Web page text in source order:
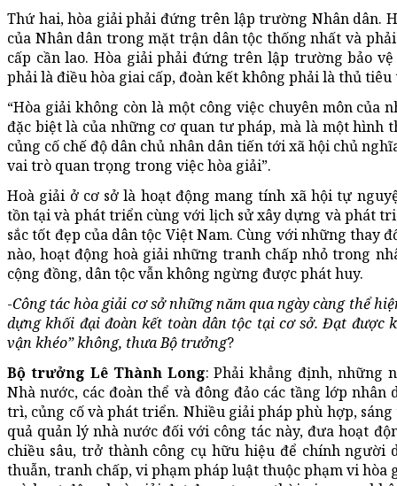
Thứ hai, hòa giải phải đứng trên lập trường Nhân dân.
của Nhân dân trong mặt trận dân tộc thống nhất và
cấp cần lao. Hòa giải phải đứng trên lập trường bảo
phải là điều hòa giai cấp, đoàn kết không phải là thủ
“Hòa giải không còn là một công việc chuyên môn của
đặc biệt là của những cơ quan tư pháp, mà là một hình
củng cố chế độ dân chủ nhân dân tiến tới xã hội chủ
vai trò quan trọng trong việc hòa giải”.
Hoà giải ở cơ sở là hoạt động mang tính xã hội tự
tồn tại và phát triển cùng với lịch sử xây dựng và phát
sắc tốt đẹp của dân tộc Việt Nam. Cùng với những thay
nào, hoạt động hoà giải những tranh chấp nhỏ trong
cộng đồng, dân tộc vẫn không ngừng được phát huy.
-Công tác hòa giải cơ sở những năm qua ngày càng thể
dựng khối đại đoàn kết toàn dân tộc tại cơ sở. Đạt được
vận khéo” không, thưa Bộ trưởng?
Bộ trưởng Lê Thành Long: Phải khẳng định, những
Nhà nước, các đoàn thể và đông đảo các tầng lớp
trì, củng cố và phát triển. Nhiều giải pháp phù hợp,
quả quản lý nhà nước đối với công tác này, đưa hoạt
chiều sâu, trở thành công cụ hữu hiệu để chính người
thuẫn, tranh chấp, vi phạm pháp luật thuộc phạm vi